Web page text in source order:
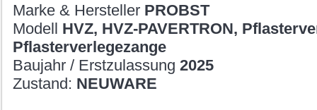
Marke & Hersteller PROBST
Modell HVZ, HVZ-PAVERTRON,
Pflasterverlegezange
Baujahr / Erstzulassung 2025
Zustand: NEUWARE